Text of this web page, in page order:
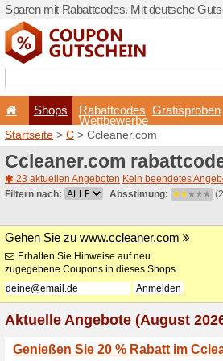
Sparen mit
Shops
Startseite>C >